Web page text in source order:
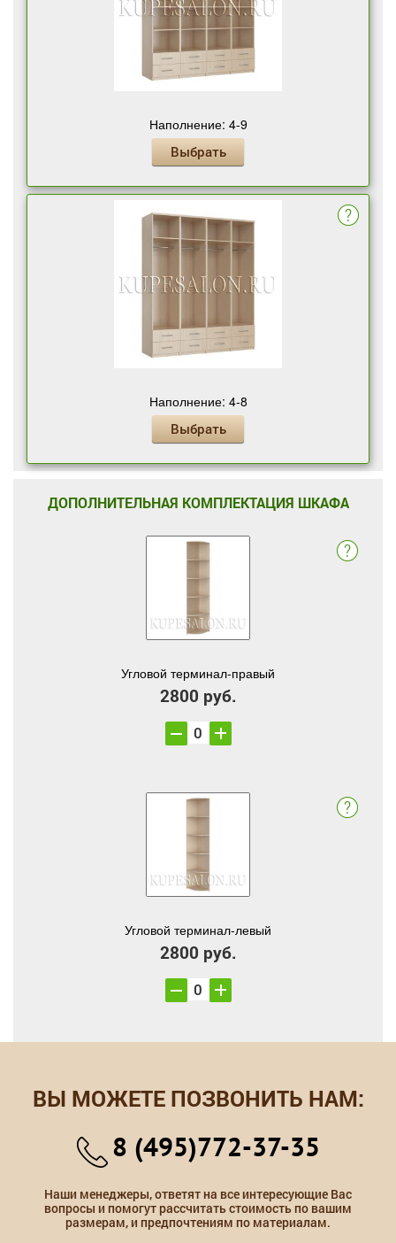
Наполнение: 4-9
Выбрать
Наполнение: 4-8
Выбрать
ДОПОЛНИТЕЛЬНАЯ КОМПЛЕКТАЦИЯ ШКАФА
Угловой терминал-правый
2800 руб.
Угловой терминал-левый
2800 руб.
ВЫ МОЖЕТЕ ПОЗВОНИТЬ НАМ:
8 (495)772-37-35
Наши менеджеры, ответят на все интересующие Вас
вопросы и помогут рассчитать стоимость по вашим
размерам, и предпочтениям по материалам.